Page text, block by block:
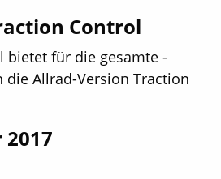
Control
bietet für die gesamte
die Allrad-Version Traction